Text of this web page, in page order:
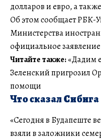
долларов и евро, а
Об этом сообщает РБК-
Министерства
официальное
Читайте также:«Дадим
Зеленский пригрозил
помощи
Что сказал Сибига
«Сегодня в Будапеште
взяли в заложники